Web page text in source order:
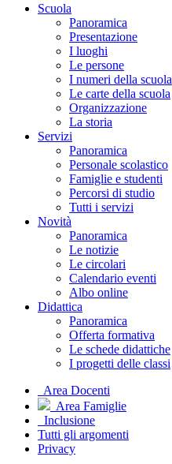
Scuola
Panoramica
Presentazione
I luoghi
Le persone
I numeri della scuola
Le carte della scuola
Organizzazione
La storia
Servizi
Panoramica
Personale scolastico
Famiglie e studenti
Percorsi di studio
Tutti i servizi
Novità
Panoramica
Le notizie
Le circolari
Calendario eventi
Albo online
Didattica
Panoramica
Offerta formativa
Le schede didattiche
I progetti delle classi
Area Docenti
Area Famiglie
Inclusione
Tutti gli argomenti
Privacy